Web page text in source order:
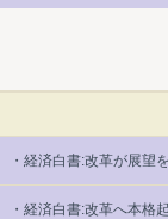
・経済白書:改革が展望
・経済白書:改革へ本格